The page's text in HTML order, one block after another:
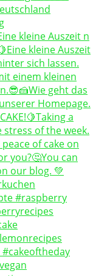
kleine Auszeit n